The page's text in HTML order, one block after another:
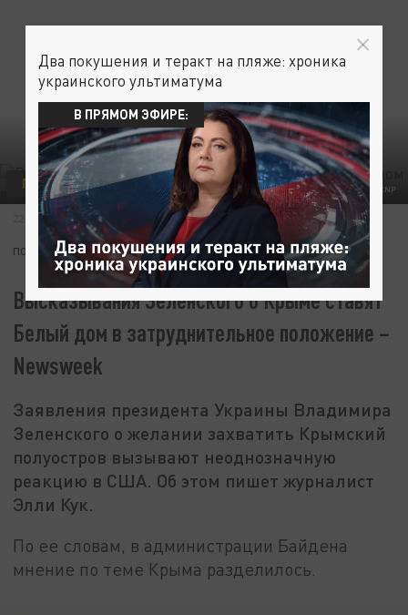
/GLOBALLOOKPRESS/NATHAN HOWARD - POOL VIA CNP
ПОЛИТИКА УКРАИНА
22 ФЕВРАЛЯ 19:36
ПОДПИШИТЕСЬ:
Высказывания Зеленского о Крыме ставят
Белый дом в затруднительное положение –
Newsweek
Заявления президента Украины Владимира
Зеленского о желании захватить Крымский
полуостров вызывают неоднозначную
реакцию в США. Об этом пишет журналист
Элли Кук.
По ее словам, в администрации Байдена
мнение по теме Крыма разделилось.
Два покушения и теракт на пляже: хроника
украинского ультиматума
В ПРЯМОМ ЭФИРЕ: